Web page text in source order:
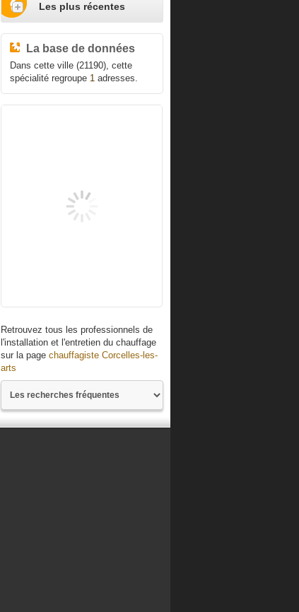
Les plus récentes
La base de données
Dans cette ville (21190), cette
spécialité regroupe 1adresses.
Retrouvez tous les professionnels de
l'installation et l'entretien du chauffage
sur la page chauffagiste Corcelles-les-
arts